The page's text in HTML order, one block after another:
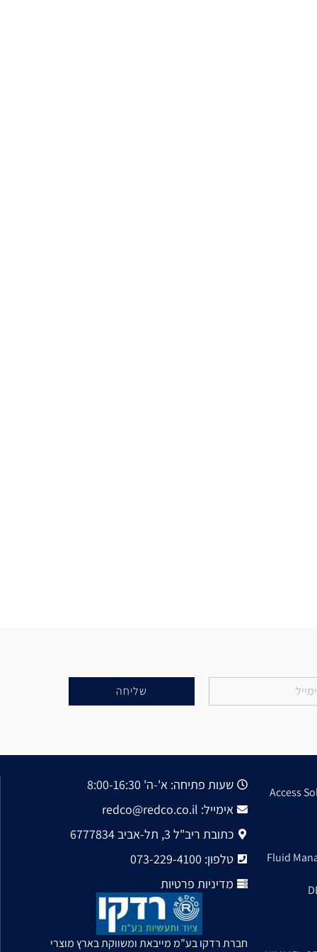
שליחה
Access
Fluid
שעות פתיחה: א'-ה' 8:00-16:30
אימייל: redco@redco.co.il
כתובת ריב"ל 3, תל-אביב 6777834
טלפון: 073-229-4100
מדיניות פרטיות
חברת רדקו בע”מ מייבאת ומשווקת בארץ מוצרי